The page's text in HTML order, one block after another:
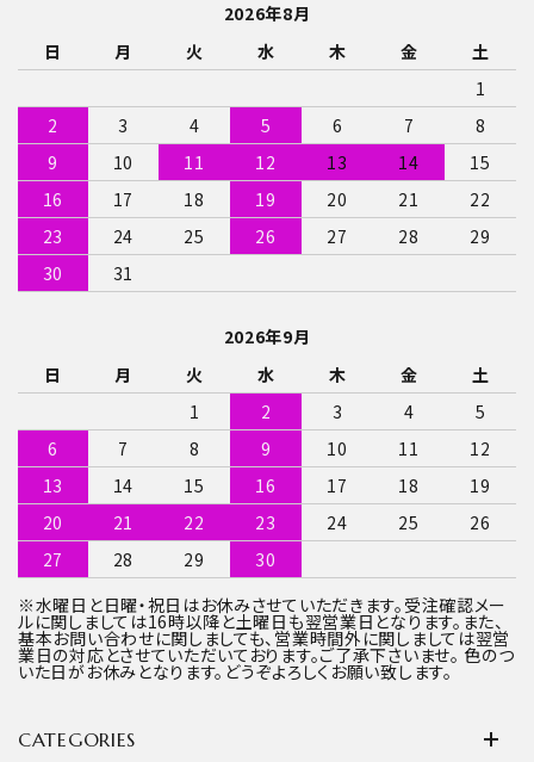
CATEGORIES
2026年8月
日
月 火 水 木 金
土
1
2
3 4 5 6 7
8
9
10 11 12 13 14
15
16
17 18 19 20 21
22
23
24 25 26 27 28
29
30
31
2026年9月
日
月 火 水 木 金
土
1
2 3 4
5
6
7 8 9 10 11
12
13
14 15 16 17 18
19
20
21 22 23 24 25
26
27
28 29
30
※水曜日と日曜・祝日はお休みさせていただきます。受注確認メー
ルに関しましては16時以降と土曜日も翌営業日となります。また、
基本お問い合わせに関しましても、営業時間外に関しましては翌営
業日の対応とさせていただいております。ご了承下さいませ。 色のつ
いた日がお休みとなります。どうぞよろしくお願い致します。